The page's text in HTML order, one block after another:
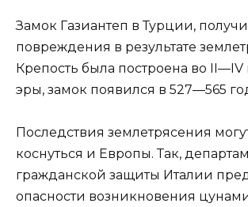
Замок Газиантеп в Турции,
повреждения в результате
Крепость была построена во
эры, замок появился в 527—565
Последствия землетрясения
коснуться и Европы. Так,
гражданской защиты Италии
опасности возникновения